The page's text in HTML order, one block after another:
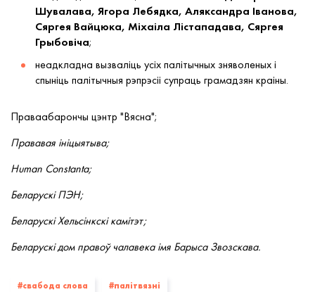
Шувалава, Ягора Лебядка, Аляксандра Іванова,
Сяргея Вайцюка, Міхаіла Лістападава, Сяргея
Грыбовіча;
неадкладна вызваліць усіх палітычных зняволеных і
спыніць палітычныя рэпрэсіі супраць грамадзян краіны.
Праваабарончы цэнтр "Вясна";
Прававая ініцыятыва;
Human Constanta;
Беларускі ПЭН;
Беларускі Хельсінкскі камітэт;
Беларускі дом правоў чалавека імя Барыса Звозскава.
#свабода слова #палiтвязнi